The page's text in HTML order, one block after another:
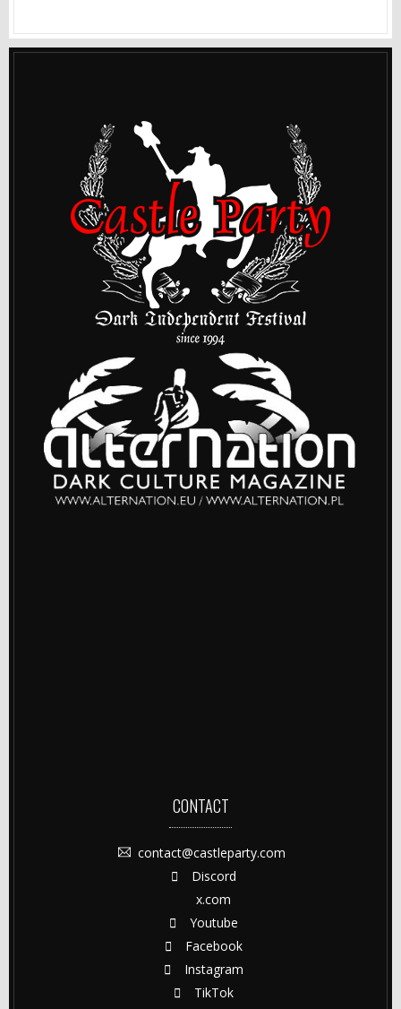
CONTACT
contact@castleparty.com
Discord
x.com
Youtube
Facebook
Instagram
TikTok